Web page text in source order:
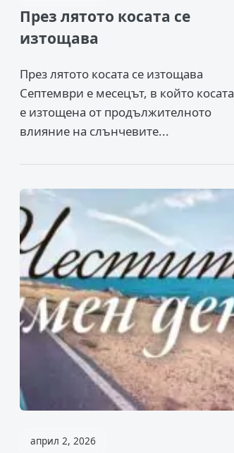
През лятото косата се
изтощава
През лятото косата се изтощава
Септември е месецът, в който косата
е изтощена от продължителното
влияние на слънчевите...
април 2, 2026